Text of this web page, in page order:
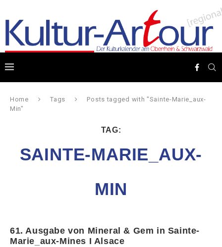
Home Tags
Posts tagged with "Sainte-Marie_aux-
Min"
TAG:
SAINTE-MARIE_AUX-
MIN
61. Ausgabe von Mineral & Gem in Sainte-
Marie_aux-Mines I Alsace